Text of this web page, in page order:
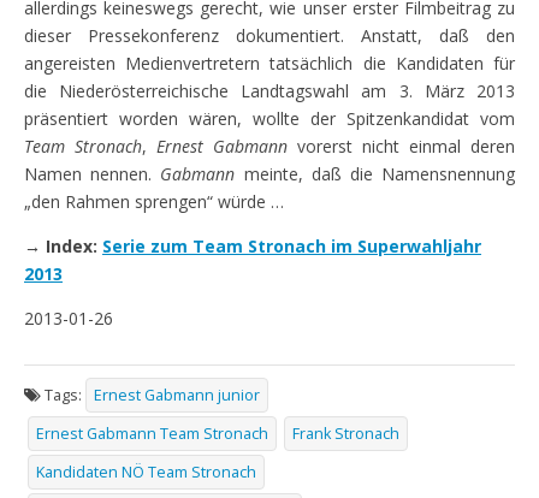
allerdings keineswegs gerecht, wie unser erster Filmbeitrag zu
dieser Pressekonferenz dokumentiert. Anstatt, daß den
angereisten Medienvertretern tatsächlich die Kandidaten für
die Niederösterreichische Landtagswahl am 3. März 2013
präsentiert worden wären, wollte der Spitzenkandidat vom
Team Stronach, Ernest Gabmann vorerst nicht einmal deren
Namen nennen. Gabmann meinte, daß die Namensnennung
„den Rahmen sprengen“ würde …
→ Index: Serie zum Team Stronach im Superwahljahr
2013
2013-01-26
Tags:
Ernest Gabmann junior
Ernest Gabmann Team Stronach
Frank Stronach
Kandidaten NÖ Team Stronach